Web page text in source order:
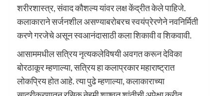
शरीरशास्त्र, संवाद कौशल्य यांवर लक्ष केंद्रीत केले पाहिजे.
कलाकाराने सर्जनशील असण्याबरोबरच स्वयंप्रेरणेने नवनिर्मिती
करणे गरजेचे असून स्वआनंदासाठी कला शिकावी व शिकवावी.
आसाममधील सत्रिय नृत्यकलेविषयी अवगत करून देविका
बोरठाकूर म्हणाल्या, सत्रिय हा कलाप्रकार महाराष्ट्रात
लोकप्रिय होत आहे. त्या पुढे म्हणाल्या, कलाकाराच्या